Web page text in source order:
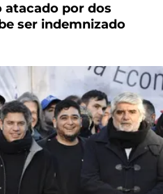
atacado por dos
ser indemnizado